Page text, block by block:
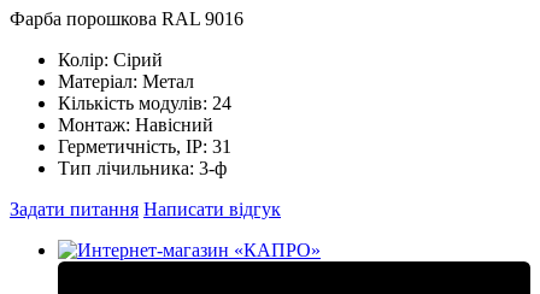
Фарба порошкова RAL 9016
Колір: Сірий
Матеріал: Метал
Кількість модулів: 24
Монтаж: Навісний
Герметичність, IP: 31
Тип лічильника: 3-ф
Задати питання Написати відгук